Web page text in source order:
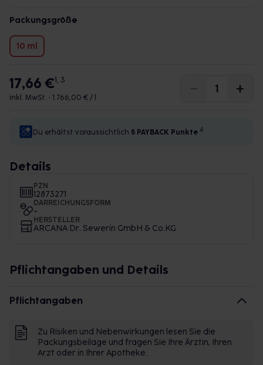
Packungsgröße
10 ml
17,66 €1, 3
inkl. MwSt. • 1.766,00 € / l
Du erhältst voraussichtlich 5 PAYBACK Punkte 4
Details
PZN
12873271
DARREICHUNGSFORM
-
HERSTELLER
ARCANA Dr. Sewerin GmbH & Co.KG
Pflichtangaben und Details
Pflichtangaben
Zu Risiken und Nebenwirkungen lesen Sie die
Packungsbeilage und fragen Sie Ihre Ärztin, Ihren
Arzt oder in Ihrer Apotheke.